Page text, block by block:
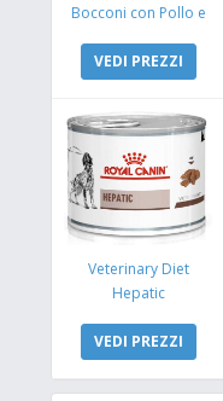
Bocconi con Pollo e
VEDI PREZZI
Veterinary Diet
Hepatic
VEDI PREZZI